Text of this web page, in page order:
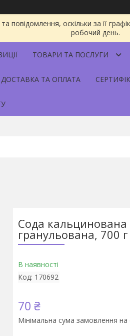
оскільки за її
робочий день.
ТОВАРИ ТА ПОСЛУГИ
ДОСТАВКА ТА ОПЛАТА
Сода кальцинована
гранульована, 700 г
В наявності
Код: 170692
70 ₴
Мінімальна сума замовлення